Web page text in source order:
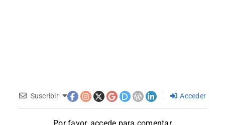
Suscribir Acceder
Por favor, accede para comentar